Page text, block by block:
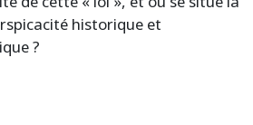
historique et
?